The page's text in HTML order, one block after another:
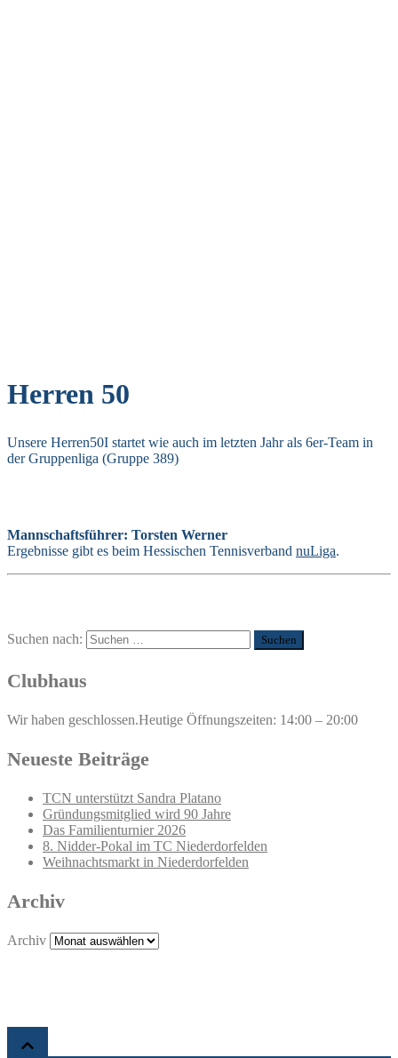
Herren 50
Unsere Herren50I startet wie auch im letzten Jahr als 6er-Team in
der Gruppenliga (Gruppe 389)
Mannschaftsführer: Torsten Werner
Ergebnisse gibt es beim Hessischen Tennisverband nuLiga.
Suchen nach:
Clubhaus
Wir haben geschlossen.Heutige Öffnungszeiten: 14:00 – 20:00
Neueste Beiträge
TCN unterstützt Sandra Platano
Gründungsmitglied wird 90 Jahre
Das Familienturnier 2026
8. Nidder-Pokal im TC Niederdorfelden
Weihnachtsmarkt in Niederdorfelden
Archiv
Archiv